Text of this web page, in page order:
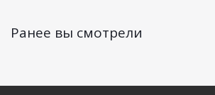
Ранее вы смотрели